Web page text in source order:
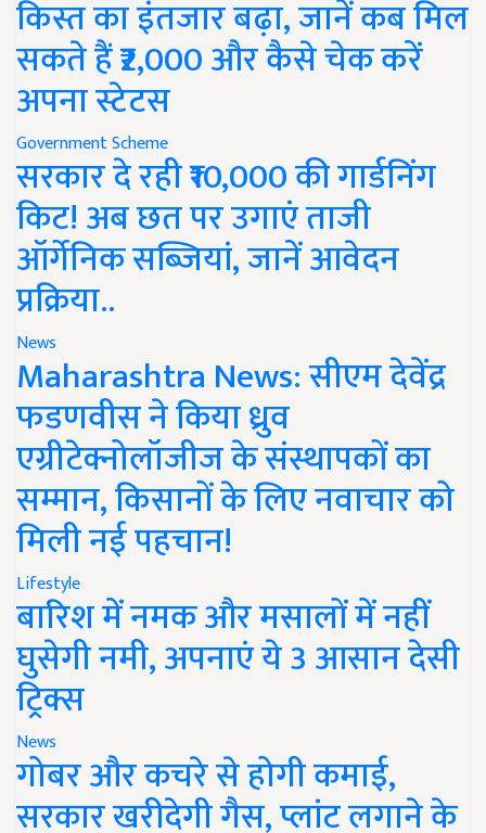
किस्त का इंतजार बढ़ा, जानें कब मिल
सकते हैं ₹2,000 और कैसे चेक करें
अपना स्टेटस
Government Scheme
सरकार दे रही ₹10,000 की गार्डनिंग
किट! अब छत पर उगाएं ताजी
ऑर्गेनिक सब्जियां, जानें आवेदन
प्रक्रिया..
News
Maharashtra News: सीएम देवेंद्र
फडणवीस ने किया ध्रुव
एग्रीटेक्नोलॉजीज के संस्थापकों का
सम्मान, किसानों के लिए नवाचार को
मिली नई पहचान!
Lifestyle
बारिश में नमक और मसालों में नहीं
घुसेगी नमी, अपनाएं ये 3 आसान देसी
ट्रिक्स
News
गोबर और कचरे से होगी कमाई,
सरकार खरीदेगी गैस, प्लांट लगाने के